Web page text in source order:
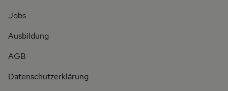
Jobs
Ausbildung
AGB
Datenschutzerklärung